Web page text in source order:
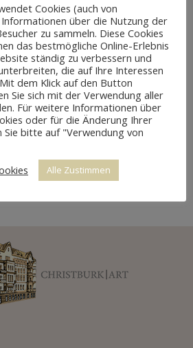
NUSSBAUM
Cookies (auch von
über die Nutzung der
zu sammeln. Diese Cookies
das bestmögliche Online-Erlebnis
ständig zu verbessern und
die auf Ihre Interessen
dem Klick auf den Button
Sie sich mit der Verwendung aller
Für weitere Informationen über
oder für die Änderung Ihrer
Sie bitte auf "Verwendung von
Alle Zustimmen